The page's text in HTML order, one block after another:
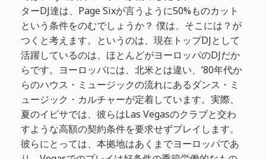
ターDJ達は、Page Sixが言うように50%ものカット
という条件をのむでしょうか？ 僕は、そこには？が
つくと考えます。というのは、現在トップDJとして
活躍しているのは、ほとんどがヨーロッパのDJだか
らです。ヨーロッパには、北米とは違い、’80年代か
らのハウス・ミュージックの流れにあるダンス・ミ
ュージック・カルチャーが定着しています。実際、
夏のイビサでは、彼らはLas Vegasのクラブと交わ
すような高額の契約条件を要求せずプレイします。
彼らにとっては、本拠地はあくまでヨーロッパであ